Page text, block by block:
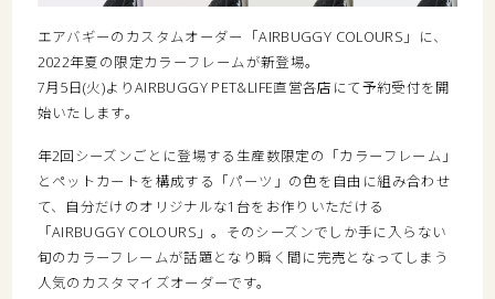
エアバギーのカスタムオーダー「AIRBUGGY COLOURS」に、
2022年夏の限定カラーフレームが新登場。
7月5日(火)よりAIRBUGGY PET&LIFE直営各店にて予約受付を開
始いたします。
年2回シーズンごとに登場する生産数限定の「カラーフレーム」
とペットカートを構成する「パーツ」の色を自由に組み合わせ
て、自分だけのオリジナルな1台をお作りいただける
「AIRBUGGY COLOURS」。そのシーズンでしか手に入らない
旬のカラーフレームが話題となり瞬く間に完売となってしまう
人気のカスタマイズオーダーです。